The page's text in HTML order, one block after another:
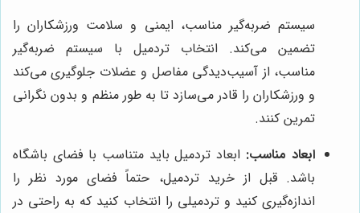
سیستم ضربه‌گیر مناسب، ایمنی و سلامت ورزشکاران را
تضمین می‌کند. انتخاب تردمیل با سیستم ضربه‌گیر
مناسب، از آسیب‌دیدگی مفاصل و عضلات جلوگیری می‌کند
و ورزشکاران را قادر می‌سازد تا به طور منظم و بدون نگرانی
تمرین کنند.
ابعاد مناسب: ابعاد تردمیل باید متناسب با فضای باشگاه
باشد. قبل از خرید تردمیل، حتماً فضای مورد نظر را
اندازه‌گیری کنید و تردمیلی را انتخاب کنید که به راحتی در